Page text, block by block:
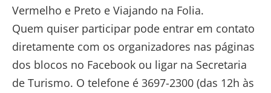
Vermelho e Preto e Viajando na Folia.
Quem quiser participar pode entrar em contato
diretamente com os organizadores nas páginas
dos blocos no Facebook ou ligar na Secretaria
de Turismo. O telefone é 3697-2300 (das 12h às